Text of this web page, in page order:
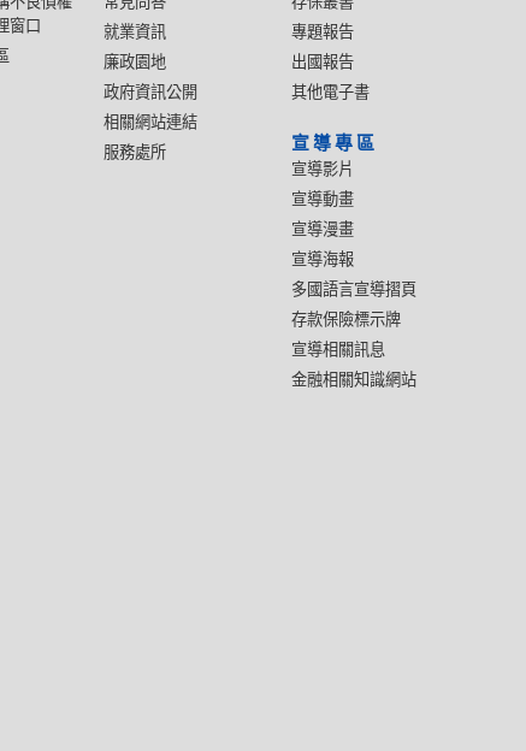
窗口
就業資訊
廉政園地
政府資訊公開
相關網站連結
服務處所
專題報告
出國報告
其他電子書
宣導專區
宣導影片
宣導動畫
宣導漫畫
宣導海報
多國語言宣導摺頁
存款保險標示牌
宣導相關訊息
金融相關知識網站